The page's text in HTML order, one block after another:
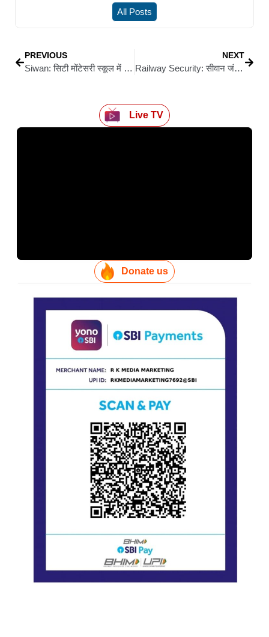
All Posts
PREVIOUS
Siwan: सिटी मोंटेसरी स्कूल में वार्षिक रिजल्ट घोषित: 1.57 लाख के पुरस्कारों से सम्मानित हुए शिक्षक और छात्र
NEXT
Railway Security: सीवान जंक्शन पर RPF का सघन सर्च ऑपरेशन, श्वान ‘रैंबो’ के साथ हुई चेकिंग
Live TV
Donate us